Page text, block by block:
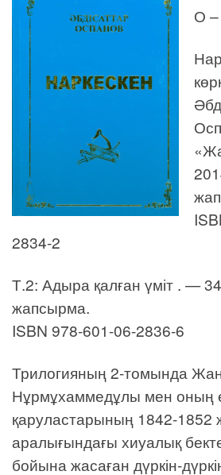
О
2834-2
Т.2: Адыра қалған үміт . —
жапсырма.
ISBN 978-601-06-2836-6
Трилогияның 2-томында
Нұрмұхаммедұлы мен оның
қаруластарының 1842-1852
аралығындағы хиуалық
бойына жасаған дүркін-